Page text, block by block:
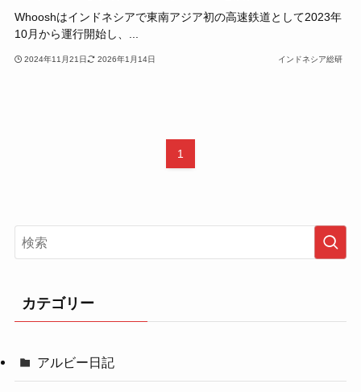
Whooshはインドネシアで東南アジア初の高速鉄道として2023年
10月から運行開始し、...
2024年11月21日 2026年1月14日 インドネシア総研
1
カテゴリー
アルビー日記